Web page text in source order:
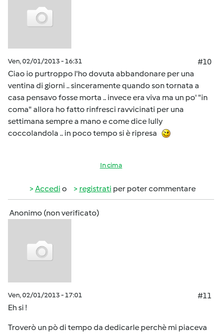
Ven, 02/01/2013 - 16:31
#10
Ciao io purtroppo l'ho dovuta abbandonare per una
ventina di giorni .. sinceramente quando son tornata a
casa pensavo fosse morta .. invece era viva ma un po' "in
coma" allora ho fatto rinfresci ravvicinati per una
settimana sempre a mano e come dice lully
coccolandola .. in poco tempo si è ripresa
In cima
Accedi o registrati per poter commentare
Anonimo (non verificato)
Ven, 02/01/2013 - 17:01
#11
Eh si !
Troverò un pò di tempo da dedicarle perchè mi piaceva